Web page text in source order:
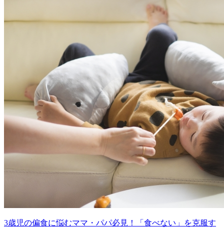
3歳児の偏食に悩むママ・パパ必見！「食べない」を克服す